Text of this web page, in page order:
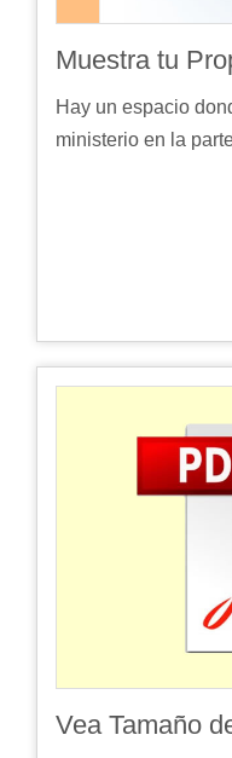
Muestra tu
Hay un espacio
ministerio en la
Vea Tamaño